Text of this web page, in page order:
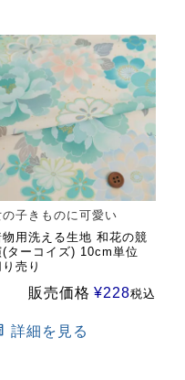
の子きものに可愛い
物用洗える生地 和花の競
(ターコイズ) 10cm単位
売り
販売価格 ¥228税込
詳細を見る